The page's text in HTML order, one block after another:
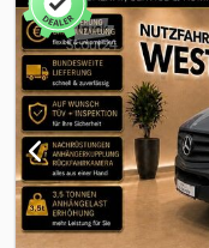
Utstyr: ABS,
partikkelfilter, sentral